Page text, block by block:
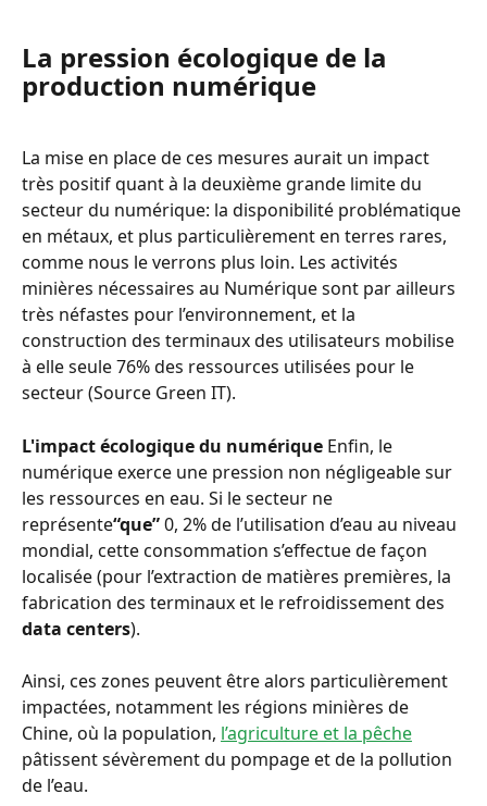
La pression écologique de la
production numérique
La mise en place de ces mesures aurait un impact
très positif quant à la deuxième grande limite du
secteur du numérique: la disponibilité problématique
en métaux, et plus particulièrement en terres rares,
comme nous le verrons plus loin. Les activités
minières nécessaires au Numérique sont par ailleurs
très néfastes pour l’environnement, et la
construction des terminaux des utilisateurs mobilise
à elle seule 76% des ressources utilisées pour le
secteur (Source Green IT).
L'impact écologique du numérique Enfin, le
numérique exerce une pression non négligeable sur
les ressources en eau. Si le secteur ne
représente“que” 0, 2% de l’utilisation d’eau au niveau
mondial, cette consommation s’effectue de façon
localisée (pour l’extraction de matières premières, la
fabrication des terminaux et le refroidissement des
data centers).
Ainsi, ces zones peuvent être alors particulièrement
impactées, notamment les régions minières de
Chine, où la population, l’agriculture et la pêche
pâtissent sévèrement du pompage et de la pollution
de l’eau.